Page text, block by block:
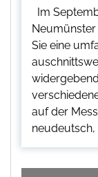
Im
Neumünster
Sie eine
auf der
neudeutsch,